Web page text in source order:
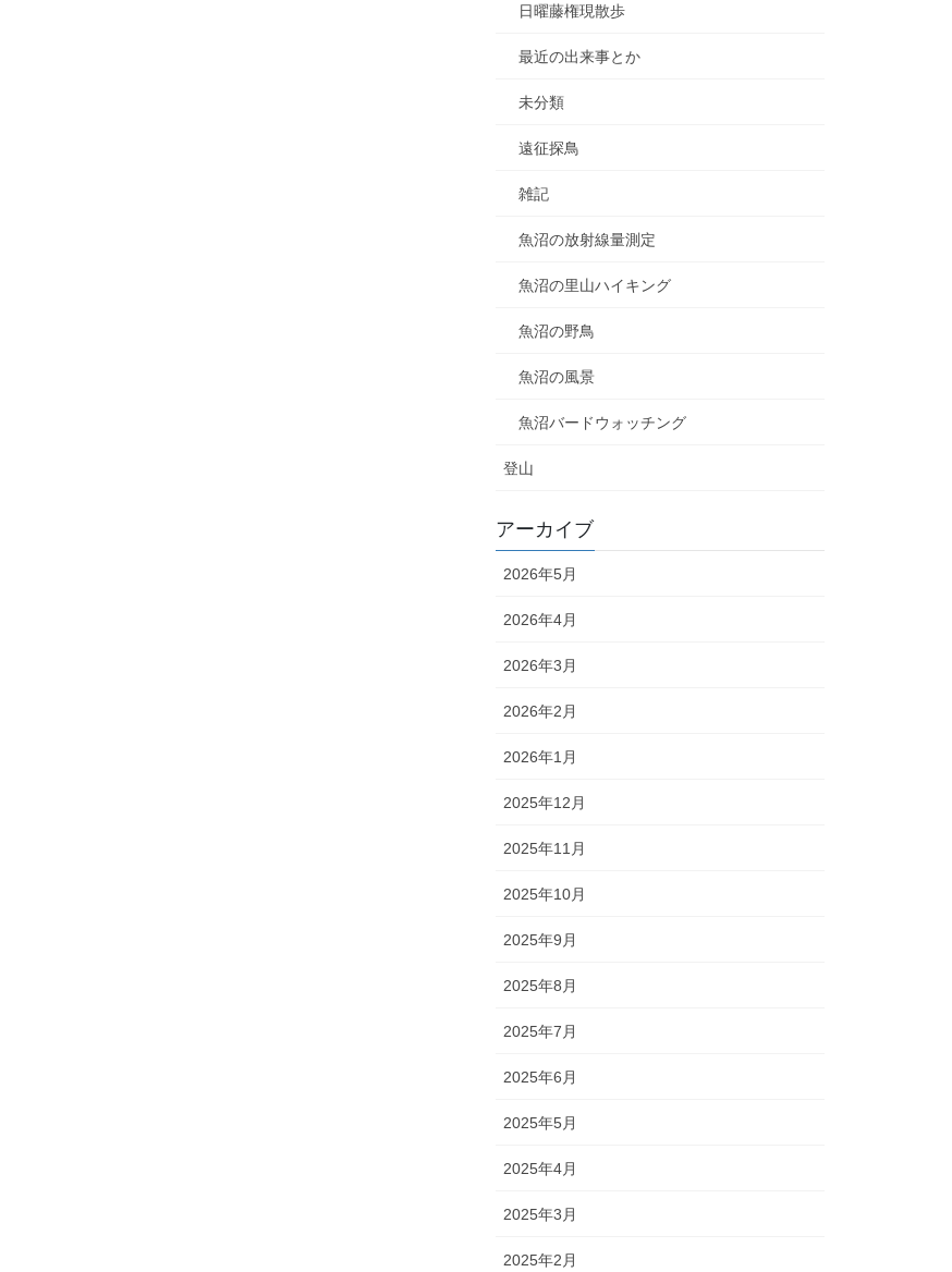
日曜藤権現散歩
最近の出来事とか
未分類
遠征探鳥
雑記
魚沼の放射線量測定
魚沼の里山ハイキング
魚沼の野鳥
魚沼の風景
魚沼バードウォッチング
登山
アーカイブ
2026年5月
2026年4月
2026年3月
2026年2月
2026年1月
2025年12月
2025年11月
2025年10月
2025年9月
2025年8月
2025年7月
2025年6月
2025年5月
2025年4月
2025年3月
2025年2月